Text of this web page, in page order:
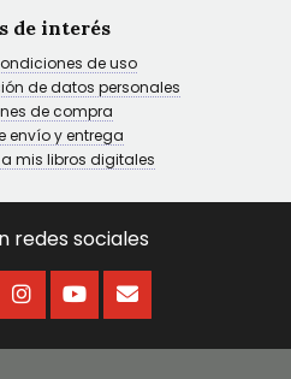
de interés
de uso
de datos personales
de compra
envío y entrega
mis libros digitales
redes sociales